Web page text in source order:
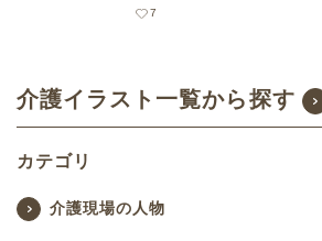
7
介護イラスト一覧から探す
カテゴリ
介護現場の人物